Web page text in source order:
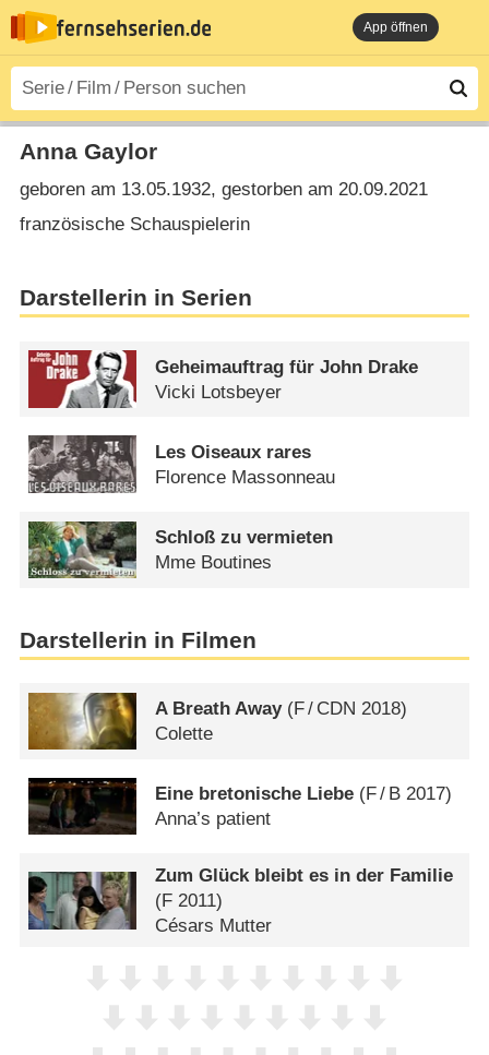
App öffnen
Anna Gaylor
geboren am 13.05.1932, gestorben am 20.09.2021
französische Schauspielerin
Darstellerin in Serien
Geheimauftrag für John Drake
Vicki Lotsbeyer
Les Oiseaux rares
Florence Massonneau
Schloß zu vermieten
Mme Boutines
Darstellerin in Filmen
A Breath Away(F/ CDN 2018)
Colette
Eine bretonische Liebe (F/ B 2017)
Anna’s patient
Zum Glück bleibt es in der Familie
(F 2011)
Césars Mutter